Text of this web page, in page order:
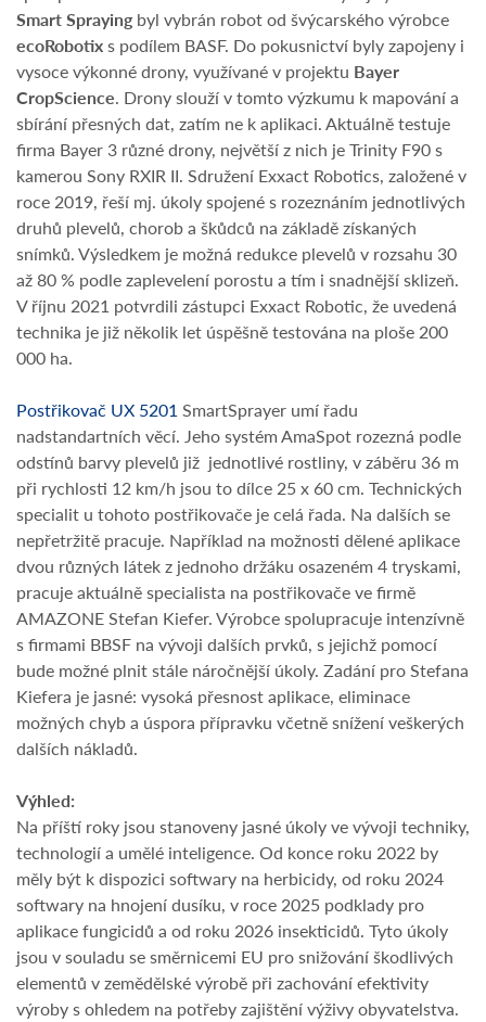
Smart Sprayingbyl vybrán robot od švýcarského výrobce
ecoRobotixs podílem BASF. Do pokusnictví byly zapojeny i
vysoce výkonné drony, využívané v projektu Bayer
CropScience. Drony slouží v tomto výzkumu k mapování a
sbírání přesných dat, zatím ne k aplikaci. Aktuálně testuje
firma Bayer 3 různé drony, největší z nich je Trinity F90 s
kamerou Sony RXIR II. Sdružení Exxact Robotics, založené v
roce 2019, řeší mj. úkoly spojené s rozeznáním jednotlivých
druhů plevelů, chorob a škůdců na základě získaných
snímků. Výsledkem je možná redukce plevelů v rozsahu 30
až 80 % podle zaplevelení porostu a tím i snadnější sklizeň.
V říjnu 2021 potvrdili zástupci Exxact Robotic, že uvedená
technika je již několik let úspěšně testována na ploše 200
000 ha.
Postřikovač UX 5201 SmartSprayer umí řadu
nadstandartních věcí. Jeho systém AmaSpot rozezná podle
odstínů barvy plevelů již jednotlivé rostliny, v záběru 36 m
při rychlosti 12 km/h jsou to dílce 25 x 60 cm. Technických
specialit u tohoto postřikovače je celá řada. Na dalších se
nepřetržitě pracuje. Například na možnosti dělené aplikace
dvou různých látek z jednoho držáku osazeném 4 tryskami,
pracuje aktuálně specialista na postřikovače ve firmě
AMAZONE Stefan Kiefer. Výrobce spolupracuje intenzívně
s firmami BBSF na vývoji dalších prvků, s jejichž pomocí
bude možné plnit stále náročnější úkoly. Zadání pro Stefana
Kiefera je jasné: vysoká přesnost aplikace, eliminace
možných chyb a úspora přípravku včetně snížení veškerých
dalších nákladů.
Výhled:
Na příští roky jsou stanoveny jasné úkoly ve vývoji techniky,
technologií a umělé inteligence. Od konce roku 2022 by
měly být k dispozici softwary na herbicidy, od roku 2024
softwary na hnojení dusíku, v roce 2025 podklady pro
aplikace fungicidů a od roku 2026 insekticidů. Tyto úkoly
jsou v souladu se směrnicemi EU pro snižování škodlivých
elementů v zemědělské výrobě při zachování efektivity
výroby s ohledem na potřeby zajištění výživy obyvatelstva.